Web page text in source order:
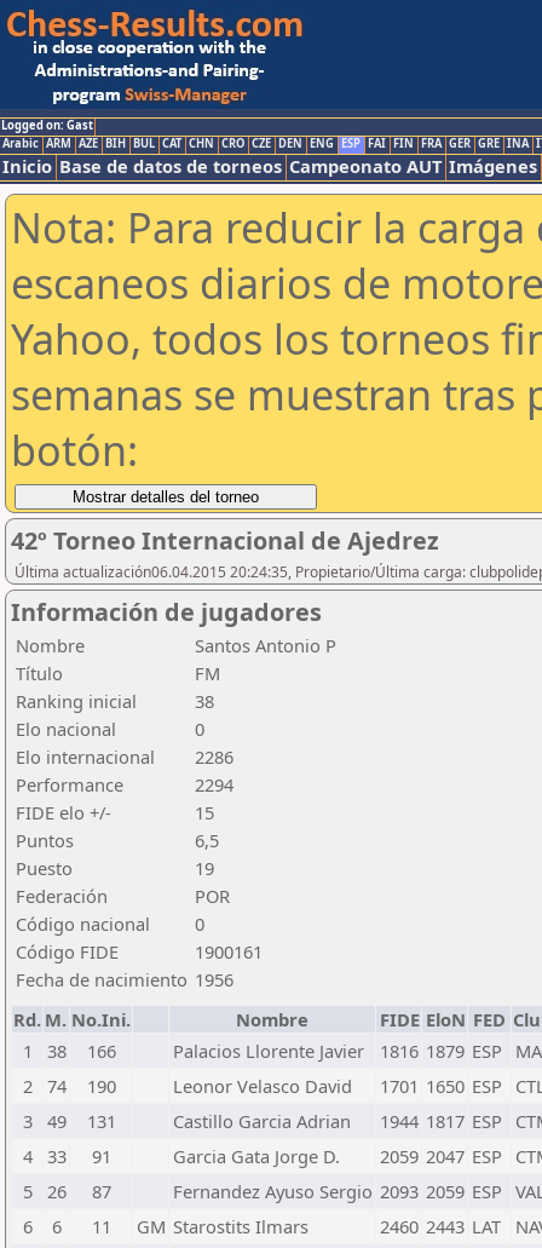
Logged on: Gast
Arabic ARM AZE BIH BUL CAT CHN CRO CZE DEN ENG ESP FAI FIN FRA GER GRE INA
Inicio Base de datos de torneos Campeonato AUT Imágenes
Nota: Para reducir la
escaneos diarios de
Yahoo, todos los torneos
semanas se muestran tras
botón:
42º Torneo Internacional de Ajedrez
Última actualización06.04.2015 20:24:35, Propietario/Última carga:
Información de jugadores
Nombre
Santos Antonio P
Título
FM
Ranking inicial
38
Elo nacional
0
Elo internacional
2286
Performance
2294
FIDE elo +/-
15
Puntos
6,5
Puesto
19
Federación
POR
Código nacional
0
Código FIDE
1900161
Fecha de nacimiento 1956
Rd. M. No.Ini. Nombre FIDE EloN FED
1
38 166 Palacios Llorente Javier 1816 1879 ESP
2 74 190 Leonor Velasco David 1701 1650 ESP
3 49 131 Castillo Garcia Adrian 1944 1817 ESP
4 33 91 Garcia Gata Jorge D. 2059 2047 ESP
5 26 87 Fernandez Ayuso Sergio 2093 2059 ESP
6
6 11 GM Starostits Ilmars 2460 2443 LAT